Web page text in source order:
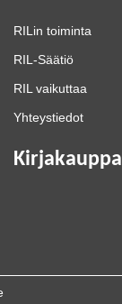
RILin toiminta
RIL-Säätiö
RIL vaikuttaa
Yhteystiedot
Kirjakauppa